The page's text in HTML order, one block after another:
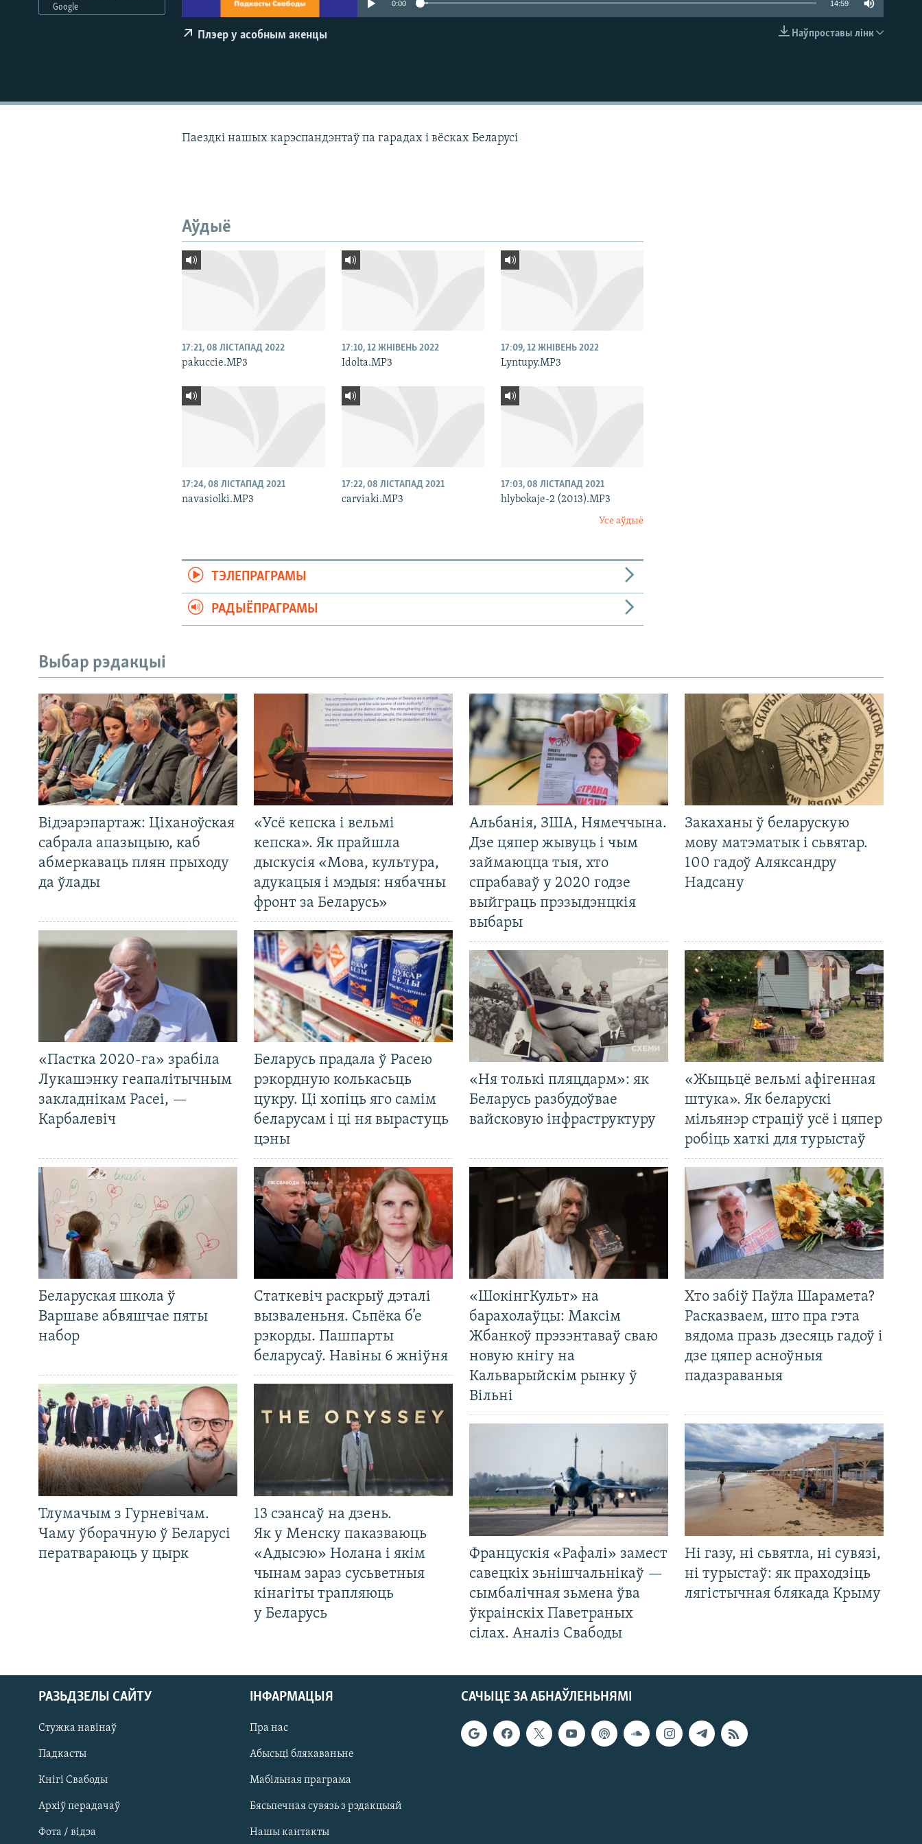
0:00 14:59
Наўпроставы лінк
Плэер у асобным акенцы
Google
Паездкі нашых карэспандэнтаў па гарадах і вёсках Беларусі
Аўдыё
17:21, 08 ЛІСТАПАД 2022
pakuccie.MP3
17:10, 12 ЖНІВЕНЬ 2022
Idolta.MP3
17:09, 12 ЖНІВЕНЬ 2022
Lyntupy.MP3
17:24, 08 ЛІСТАПАД 2021
navasiolki.MP3
17:22, 08 ЛІСТАПАД 2021
carviaki.MP3
17:03, 08 ЛІСТАПАД 2021
hlybokaje-2 (2013).MP3
Усе аўдыё
ТЭЛЕПРАГРАМЫ
РАДЫЁПРАГРАМЫ
Выбар рэдакцыі
Відэарэпартаж: Ціханоўская
сабрала апазыцыю, каб
абмеркаваць плян прыходу
да ўлады
«Усё кепска і вельмі
кепска». Як прайшла
дыскусія «Мова, культура,
адукацыя і мэдыя: нябачны
фронт за Беларусь»
«Пастка 2020-га» зрабіла
Лукашэнку геапалітычным
закладнікам Расеі, —
Карбалевіч
Беларусь прадала ў Расею
рэкордную колькасьць
цукру. Ці хопіць яго самім
беларусам і ці ня вырастуць
цэны
Беларуская школа ў
Варшаве абвяшчае пяты
набор
Статкевіч раскрыў дэталі
вызваленьня. Сьпёка б’е
рэкорды. Пашпарты
беларусаў. Навіны 6 жніўня
Тлумачым з Гурневічам.
Чаму ўборачную ў Беларусі
ператвараюць у цырк
13 сэансаў на дзень.
Як у Менску паказваюць
«Адысэю» Нолана і якім
чынам зараз сусьветныя
кінагіты трапляюць
у Беларусь
Альбанія, ЗША, Нямеччына.
Дзе цяпер жывуць і чым
займаюцца тыя, хто
спрабаваў у 2020 годзе
выйграць прэзыдэнцкія
выбары
Закаханы ў беларускую
мову матэматык і сьвятар.
100 гадоў Аляксандру
Надсану
«Ня толькі пляцдарм»: як
Беларусь разбудоўвае
вайсковую інфраструктуру
«Жыцьцё вельмі афігенная
штука». Як беларускі
мільянэр страціў усё і цяпер
робіць хаткі для турыстаў
«ШокінгКульт» на
барахолаўцы: Максім
Жбанкоў прэзэнтаваў сваю
новую кнігу на
Кальварыйскім рынку ў
Вільні
Хто забіў Паўла Шарамета?
Расказваем, што пра гэта
вядома празь дзесяць гадоў і
дзе цяпер асноўныя
падазраваныя
Францускія «Рафалі» замест
савецкіх зьнішчальнікаў —
сымбалічная зьмена ўва
ўкраінскіх Паветраных
сілах. Аналіз Свабоды
Ні газу, ні сьвятла, ні сувязі,
ні турыстаў: як праходзіць
лягістычная блякада Крыму
САЧЫЦЕ ЗА АБНАЎЛЕНЬНЯМІ
РАЗЬДЗЕЛЫ САЙТУ
Стужка навінаў
Падкасты
Кнігі Свабоды
Архіў перадачаў
Фота / відэа
ІНФАРМАЦЫЯ
Пра нас
Абысьці блякаваньне
Мабільная праграма
Бясьпечная сувязь з рэдакцыяй
Нашы кантакты